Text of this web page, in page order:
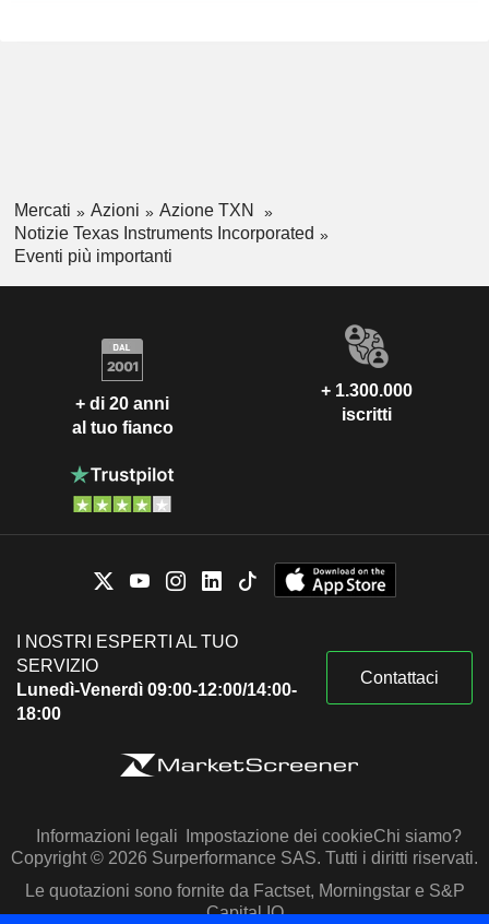
Mercati Azioni
Azione TXN
Notizie Texas Instruments Incorporated
Eventi più importanti
+ di 20 anni
al tuo fianco
+ 1.300.000
iscritti
I NOSTRI ESPERTI AL TUO
SERVIZIO
Lunedì-Venerdì 09:00-12:00/14:00-
18:00
Contattaci
Informazioni legali Impostazione dei cookieChi siamo?
Copyright © 2026 Surperformance SAS. Tutti i diritti riservati.
Le quotazioni sono fornite da Factset, Morningstar e S&P
Capital IQ